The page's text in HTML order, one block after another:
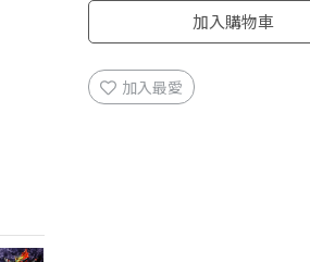
加入購物車
加入最愛